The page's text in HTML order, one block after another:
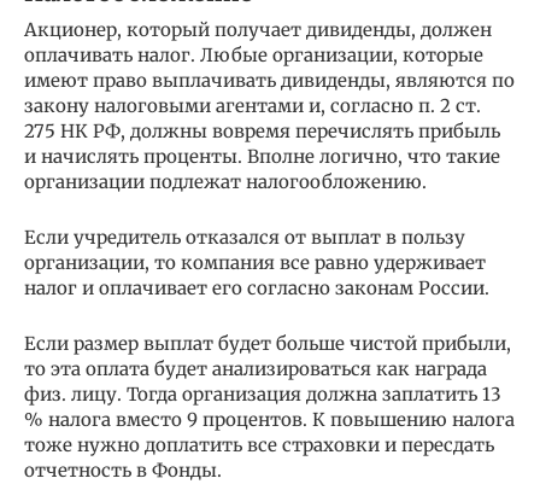
Акционер, который получает дивиденды, должен
оплачивать налог. Любые организации, которые
имеют право выплачивать дивиденды, являются по
закону налоговыми агентами и, согласно п. 2 ст.
275 НК РФ, должны вовремя перечислять прибыль
и начислять проценты. Вполне логично, что такие
организации подлежат налогообложению.
Если учредитель отказался от выплат в пользу
организации, то компания все равно удерживает
налог и оплачивает его согласно законам России.
Если размер выплат будет больше чистой прибыли,
то эта оплата будет анализироваться как награда
физ. лицу. Тогда организация должна заплатить 13
% налога вместо 9 процентов. К повышению налога
тоже нужно доплатить все страховки и пересдать
отчетность в Фонды.